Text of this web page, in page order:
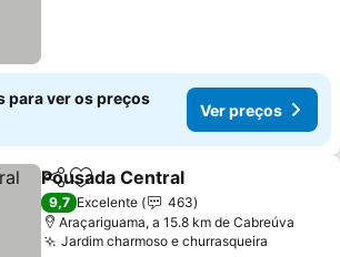
para ver os preços
Ver preços
PartilharAdicionar aos favoritos
Pousada Central
9,7 Excelente
463
Araçariguama, a 15.8 km de Cabreúva
Jardim charmoso e churrasqueira